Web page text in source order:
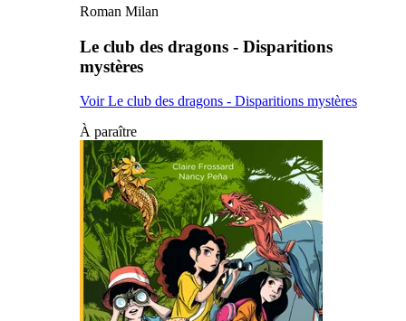
Roman Milan
Le club des dragons - Disparitions
mystères
Voir Le club des dragons - Disparitions mystères
À paraître